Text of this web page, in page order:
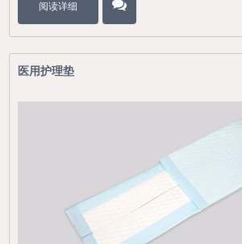
阅读详细
医用护理垫